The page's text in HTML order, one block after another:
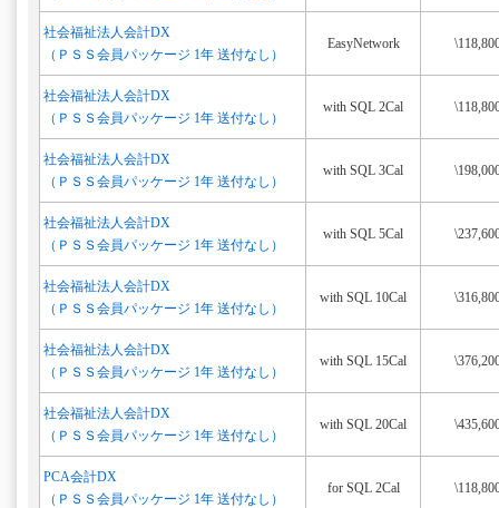
社会福祉法人会計DX
（ＰＳＳ会員パッケージ 1年 送付なし）
EasyNetwork
社会福祉法人会計DX
（ＰＳＳ会員パッケージ 1年 送付なし）
with SQL 2Cal
社会福祉法人会計DX
（ＰＳＳ会員パッケージ 1年 送付なし）
with SQL 3Cal
社会福祉法人会計DX
（ＰＳＳ会員パッケージ 1年 送付なし）
with SQL 5Cal
社会福祉法人会計DX
（ＰＳＳ会員パッケージ 1年 送付なし）
with SQL 10Cal
社会福祉法人会計DX
（ＰＳＳ会員パッケージ 1年 送付なし）
with SQL 15Cal
社会福祉法人会計DX
（ＰＳＳ会員パッケージ 1年 送付なし）
with SQL 20Cal
PCA会計DX
（ＰＳＳ会員パッケージ 1年 送付なし）
for SQL 2Cal